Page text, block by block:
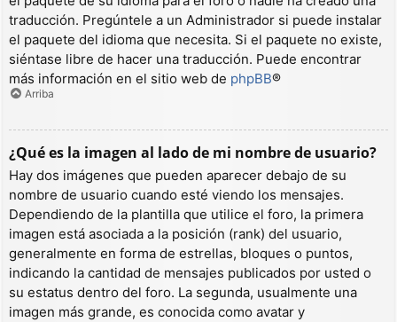
traducción. Pregúntele a un Administrador si puede instalar
el paquete del idioma que necesita. Si el paquete no existe,
siéntase libre de hacer una traducción. Puede encontrar
más información en el sitio web de phpBB®
Arriba
¿Qué es la imagen al lado de mi nombre de usuario?
Hay dos imágenes que pueden aparecer debajo de su
nombre de usuario cuando esté viendo los mensajes.
Dependiendo de la plantilla que utilice el foro, la primera
imagen está asociada a la posición (rank) del usuario,
generalmente en forma de estrellas, bloques o puntos,
indicando la cantidad de mensajes publicados por usted o
su estatus dentro del foro. La segunda, usualmente una
imagen más grande, es conocida como avatar y